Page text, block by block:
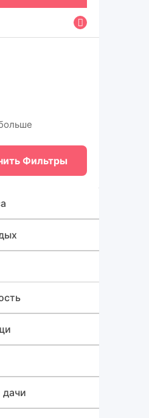
Фильтры
для бизнеса
бизнеса
и отдых
дачи,
участки
здоровье
аппараты и
обувь и